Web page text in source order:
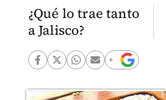
¿Qué lo trae tanto
a Jalisco?